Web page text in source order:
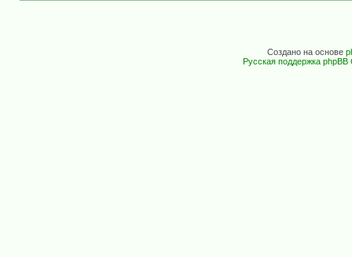
Создано на основе
Русская поддержка phpBB